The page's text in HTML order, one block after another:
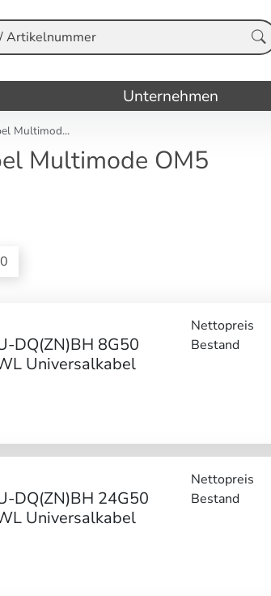
Unternehmen
Multimod...
Multimode OM5
DQ(ZN)BH 8G50
Universalkabel
Nettopreis
Bestand
DQ(ZN)BH 24G50
Universalkabel
Nettopreis
Bestand